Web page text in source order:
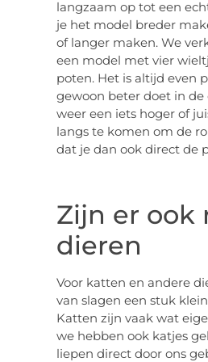
langzaam op tot een
je het model breder
of langer maken. We
een model met vier
poten. Het is altijd even
gewoon beter doet in
weer een iets hoger of
langs te komen om de
dat je dan ook direct de
Zijn er ook
dieren
Voor katten en andere
van slagen een stuk
Katten zijn vaak wat
we hebben ook katjes
liepen direct door ons